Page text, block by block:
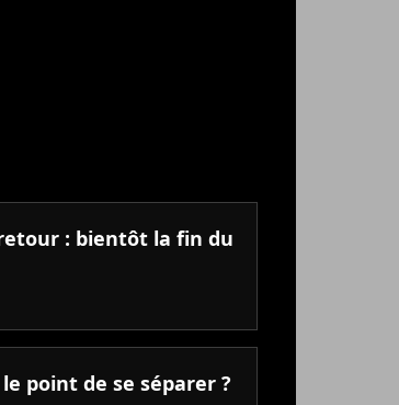
retour : bientôt la fin du
le point de se séparer ?